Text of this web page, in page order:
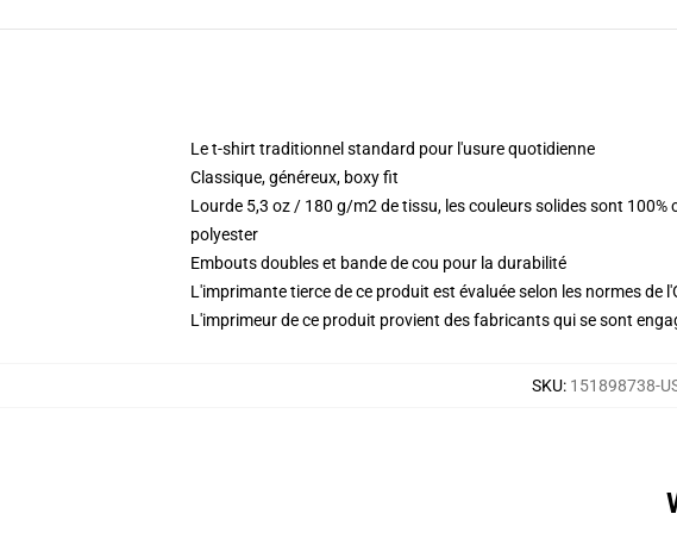
Le t-shirt traditionnel standard pour l'usure quotidienne
Classique, généreux, boxy fit
Lourde 5,3 oz / 180 g/m2 de tissu, les couleurs solides sont
polyester
Embouts doubles et bande de cou pour la durabilité
L'imprimante tierce de ce produit est évaluée selon les normes de
L'imprimeur de ce produit provient des fabricants qui se sont
SKU: 151898738-